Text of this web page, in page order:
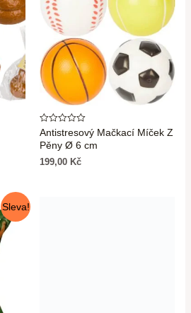
Hodnocení
0
z
Antistresový Mačkací Míček Z
Pěny Ø 6 cm
199,00 Kč
Sleva!